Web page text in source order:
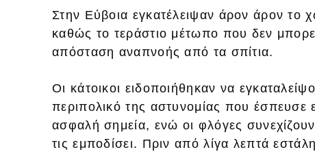
Στην Εύβοια εγκατέλειψαν άρον άρον το
καθώς το τεράστιο μέτωπο που δεν
απόσταση αναπνοής από τα σπίτια.
Οι κάτοικοι ειδοποιήθηκαν να
περιπολικό της αστυνομίας που έσπευσε
ασφαλή σημεία, ενώ οι φλόγες
τις εμποδίσει. Πριν από λίγα λεπτά